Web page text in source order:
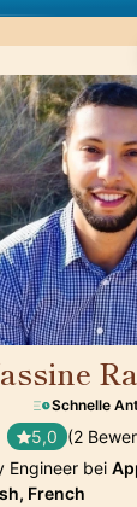
Schnelle
5,0 (2
Engineer bei
French